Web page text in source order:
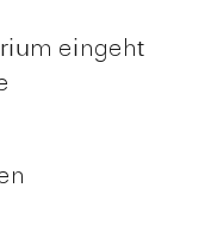
eingeht